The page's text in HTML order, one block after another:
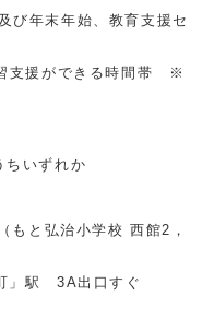
年末年始、教育支援セ
支援ができる時間帯 ※
ちいずれか
と弘治小学校 西館2，
駅 3A出口すぐ